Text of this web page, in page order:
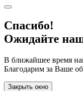
Спасибо!
Ожидайте
В ближайшее время
Благодарим за Ваше
Закрыть окно